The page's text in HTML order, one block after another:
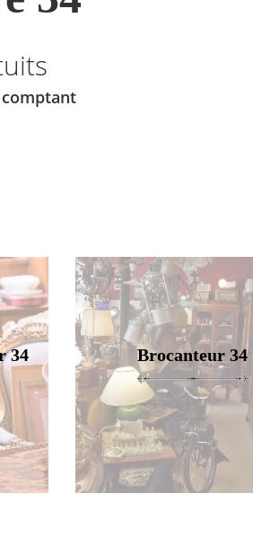
34 Brocanteur 34